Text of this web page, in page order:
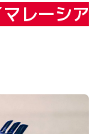
レーシア